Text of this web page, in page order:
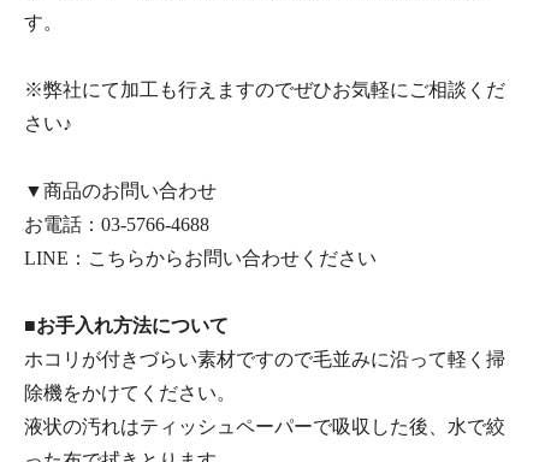
す。
※弊社にて加工も行えますのでぜひお気軽にご相談くだ
さい♪
▼商品のお問い合わせ
お電話： 03-5766-4688
LINE： こちらからお問い合わせください
■お手入れ方法について
ホコリが付きづらい素材ですので毛並みに沿って軽く掃
除機をかけてください。
液状の汚れはティッシュペーパーで吸収した後、水で絞